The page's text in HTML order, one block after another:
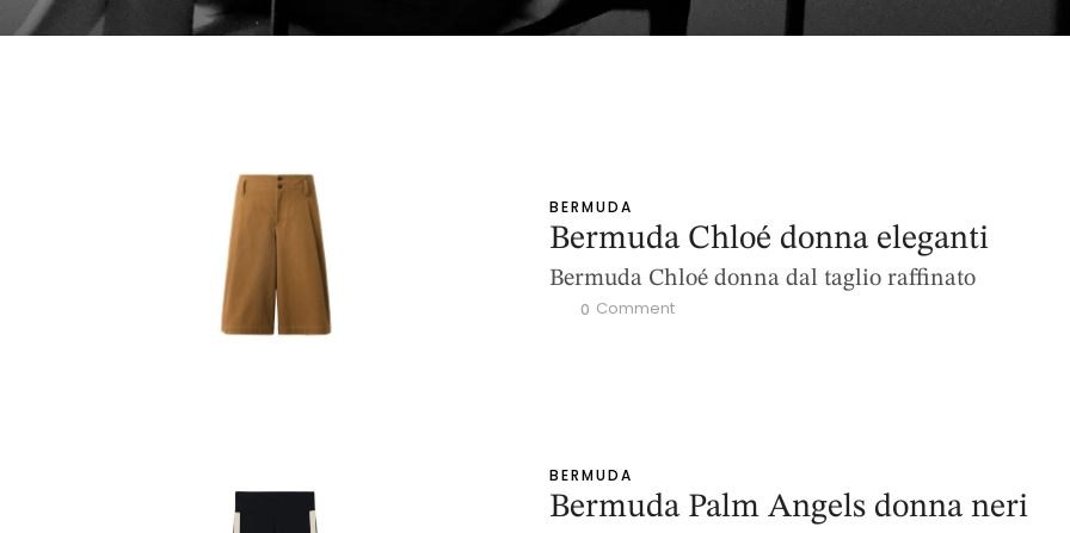
BERMUDA
Bermuda Chloé donna eleganti
Bermuda Chloé donna dal taglio raffinato
0 Comment
BERMUDA
Bermuda Palm Angels donna neri